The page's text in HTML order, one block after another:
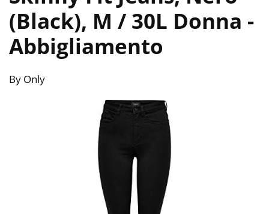
(Black), M / 30L Donna -
Abbigliamento
By Only